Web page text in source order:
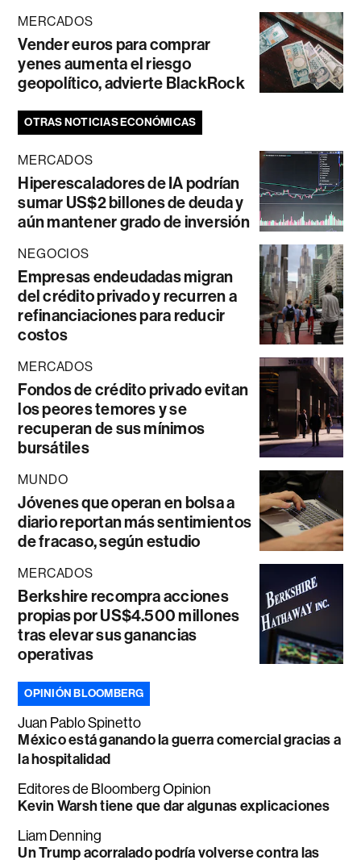
MERCADOS
Vender euros para comprar
yenes aumenta el riesgo
geopolítico, advierte BlackRock
OTRAS NOTICIAS ECONÓMICAS
MERCADOS
Hiperescaladores de IA podrían
sumar US$2 billones de deuda y
aún mantener grado de inversión
NEGOCIOS
Empresas endeudadas migran
del crédito privado y recurren a
refinanciaciones para reducir
costos
MERCADOS
Fondos de crédito privado evitan
los peores temores y se
recuperan de sus mínimos
bursátiles
MUNDO
Jóvenes que operan en bolsa a
diario reportan más sentimientos
de fracaso, según estudio
MERCADOS
Berkshire recompra acciones
propias por US$4.500 millones
tras elevar sus ganancias
operativas
OPINIÓN BLOOMBERG
Juan Pablo Spinetto
México está ganando la guerra comercial gracias a
la hospitalidad
Editores de Bloomberg Opinion
Kevin Warsh tiene que dar algunas explicaciones
Liam Denning
Un Trump acorralado podría volverse contra las